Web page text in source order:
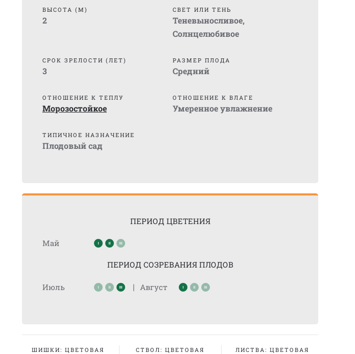
ВЫСОТА (М)
2
СВЕТ ИЛИ ТЕНЬ
Теневыносливое,
Солнцелюбивое
СРОК ЗРЕЛОСТИ (ЛЕТ)
3
РАЗМЕР ПЛОДА
Средний
ОТНОШЕНИЕ К ТЕПЛУ
Морозостойкое
ОТНОШЕНИЕ К ВЛАГЕ
Умеренное увлажнение
ТИПИЧНОЕ НАЗНАЧЕНИЕ
Плодовый сад
ПЕРИОД ЦВЕТЕНИЯ
Май
ПЕРИОД СОЗРЕВАНИЯ ПЛОДОВ
Июль | Август
ШИШКИ: ЦВЕТОВАЯ
СТВОЛ: ЦВЕТОВАЯ
ЛИСТВА: ЦВЕТОВАЯ